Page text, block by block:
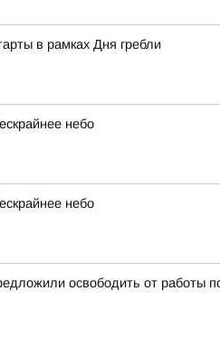
в рамках Дня гребли
небо
небо
освободить от работы